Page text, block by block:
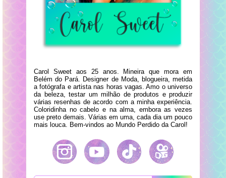
Carol Sweet aos 25 anos. Mineira que mora em
Belém do Pará. Designer de Moda, blogueira, metida
a fotógrafa e artista nas horas vagas. Amo o universo
da beleza, testar um milhão de produtos e produzir
várias resenhas de acordo com a minha experiência.
Coloridinha no cabelo e na alma, embora as vezes
use preto demais. Várias em uma, cada dia um pouco
mais louca. Bem-vindos ao Mundo Perdido da Carol!